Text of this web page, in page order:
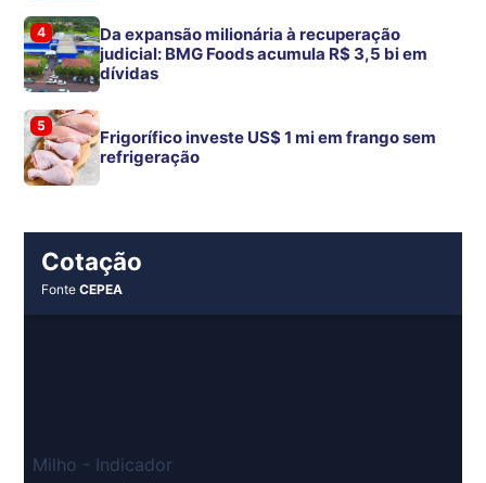
4
Da expansão milionária à recuperação
judicial: BMG Foods acumula R$ 3,5 bi em
dívidas
5
Frigorífico investe US$ 1 mi em frango sem
refrigeração
Cotação
FonteCEPEA
Milho - Indicador